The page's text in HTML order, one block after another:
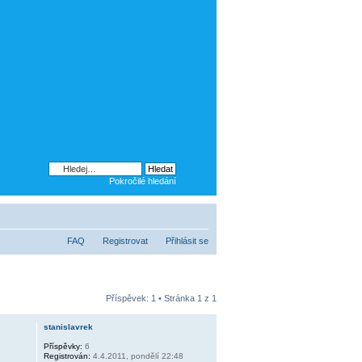
Pokročilé hledání
FAQ Registrovat Přihlásit se
Příspěvek: 1 • Stránka 1 z 1
stanislavrek
Příspěvky: 6
Registrován: 4.4.2011, pondělí 22:48